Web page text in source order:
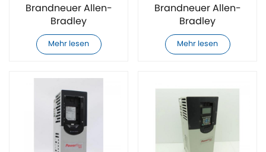
Brandneuer Allen-
Bradley
20F11GC011JA0NNNNN
AC-
Mehr lesen
Brandneuer Allen-
Bradley
20F11GC015AA0NNNNN
AC-
Mehr lesen